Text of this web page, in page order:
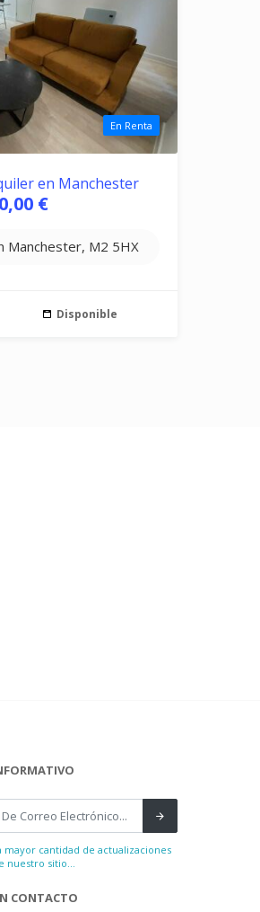
En Renta
en Manchester
€
Manchester, M2 5HX
Disponible
mayor cantidad de actualizaciones
nuestro sitio...
CONTACTO